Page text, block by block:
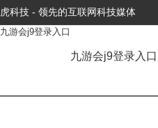
虎科技 - 领先的互联网科技媒体
九游会j9登录入口
九游会j9登录入口